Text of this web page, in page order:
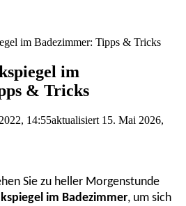
im Badezimmer: Tipps & Tricks
im
& Tricks
14:55aktualisiert 15. Mai 2026,
Sie zu heller Morgenstunde
im Badezimmer, um sich